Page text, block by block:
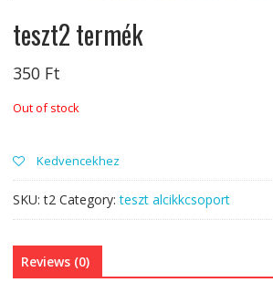
teszt2 termék
350 Ft
Out of stock
Kedvencekhez
SKU:t2 Category:teszt alcikkcsoport
Reviews (0)